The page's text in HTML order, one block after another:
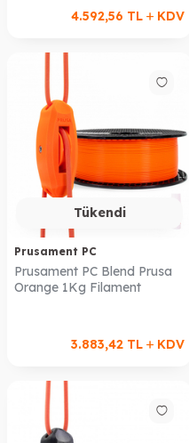
4.592,56 TL KDV
Tükendi
Prusament PC
Prusament PC Blend Prusa
Orange 1Kg Filament
3.883,42 TL KDV